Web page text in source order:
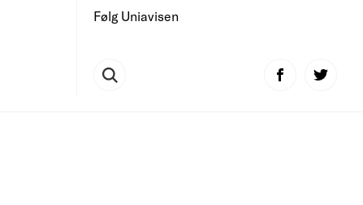
Følg Uniavisen